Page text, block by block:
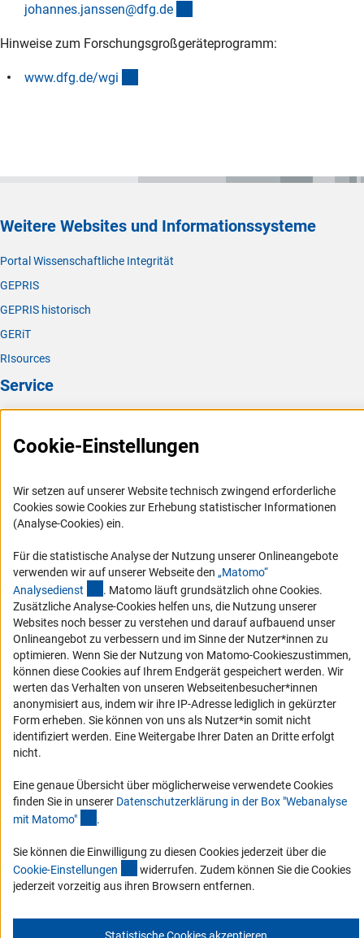
johannes.janssen@dfg.de
Hinweise zum Forschungsgroßgeräteprogramm:
www.dfg.de/wgi
Weitere Websites und Informationssysteme
Portal Wissenschaftliche Integrität
GEPRIS
GEPRIS historisch
GERiT
RIsources
Service
FAQ
Logo und Corporate Design
RSS-Feeds
Vergabeverfahren
Barrierefreiheit
Service und Informationen für Menschen mit Behinderungen
Erklärung zur Barrierefreiheit
Barriere melden
DFG-aktuell
Erhalten Sie Neuigkeiten aus der DFG direkt in Ihr Mailpostfach oder
schauen Sie sich die Ausgaben online an.
Zum Newsletter
Impressum Datenschutz Cookie-Einstellungen
Cookie-Einstellungen
Wir setzen auf unserer Website technisch zwingend erforderliche
Cookies sowie Cookies zur Erhebung statistischer Informationen
(Analyse-Cookies) ein.
Für die statistische Analyse der Nutzung unserer Onlineangebote
verwenden wir auf unserer Webseite den „Matomo“
Analysedienst (externer Link)
. Matomo läuft grundsätzlich ohne Cookies.
Zusätzliche Analyse-Cookies helfen uns, die Nutzung unserer
Websites noch besser zu verstehen und darauf aufbauend unser
Onlineangebot zu verbessern und im Sinne der Nutzer*innen zu
optimieren. Wenn Sie der Nutzung von Matomo-Cookieszustimmen,
können diese Cookies auf Ihrem Endgerät gespeichert werden. Wir
werten das Verhalten von unseren Webseitenbesucher*innen
anonymisiert aus, indem wir ihre IP-Adresse lediglich in gekürzter
Form erheben. Sie können von uns als Nutzer*in somit nicht
identifiziert werden. Eine Weitergabe Ihrer Daten an Dritte erfolgt
nicht.
Eine genaue Übersicht über möglicherweise verwendete Cookies
finden Sie in unserer Datenschutzerklärung in der Box "Webanalyse
mit Matomo" .
Sie können die Einwilligung zu diesen Cookies jederzeit über die
Cookie-Einstellungen (interner Link)
widerrufen. Zudem können Sie die Cookies
jederzeit vorzeitig aus ihren Browsern entfernen.